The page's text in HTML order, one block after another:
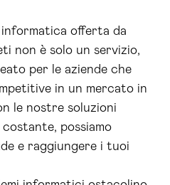
informatica offerta da
non è solo un servizio,
per le aziende che
in un mercato in
le nostre soluzioni
possiamo
e raggiungere i tuoi